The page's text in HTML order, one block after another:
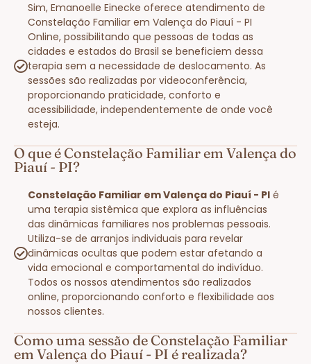
Sim, Emanoelle Einecke oferece atendimento de
Constelação Familiar em Valença do Piauí - PI
Online, possibilitando que pessoas de todas as
cidades e estados do Brasil se beneficiem dessa
terapia sem a necessidade de deslocamento. As
sessões são realizadas por videoconferência,
proporcionando praticidade, conforto e
acessibilidade, independentemente de onde você
esteja.
O que é Constelação Familiar em Valença do
Piauí - PI?
Constelação Familiar em Valença do Piauí - PI é
uma terapia sistêmica que explora as influências
das dinâmicas familiares nos problemas pessoais.
Utiliza-se de arranjos individuais para revelar
dinâmicas ocultas que podem estar afetando a
vida emocional e comportamental do indivíduo.
Todos os nossos atendimentos são realizados
online, proporcionando conforto e flexibilidade aos
nossos clientes.
Como uma sessão de Constelação Familiar
em Valença do Piauí - PI é realizada?